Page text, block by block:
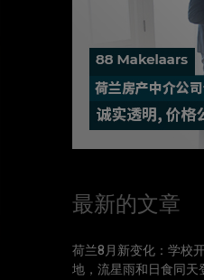
最新的文章
荷兰8月新变化：学校
地，流星雨和日食同天